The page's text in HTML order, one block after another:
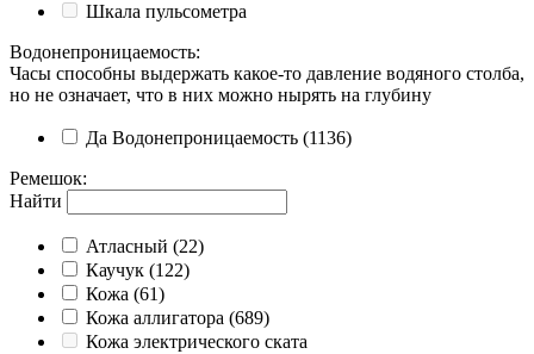
Шкала пульсометра
Водонепроницаемость:
Часы способны выдержать какое-то давление водяного столба,
но не означает, что в них можно нырять на глубину
Да Водонепроницаемость (1136)
Ремешок:
Найти
Атласный (22)
Каучук (122)
Кожа (61)
Кожа аллигатора (689)
Кожа электрического ската